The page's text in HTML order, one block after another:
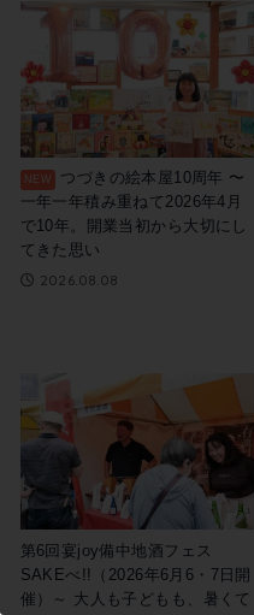
つづきの絵本屋10周年 〜
一年一年積み重ねて2026年4月
で10年。開業当初から大切にし
てきた思い
2026.08.08
第6回宴joy備中地酒フェス
SAKEべ!!（2026年6月6・7日開
催）～ 大人も子どもも、暑くて
この記事を書いた市民ライター
787B